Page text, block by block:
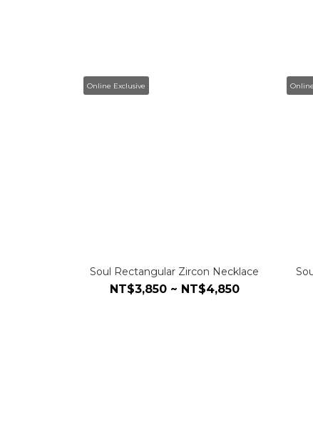
Online Exclusive
Soul Rectangular Zircon Necklace
NT$3,850 ~ NT$4,850